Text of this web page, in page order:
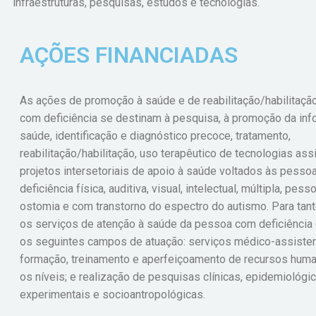
AÇÕES FINANCIADAS
As ações de promoção à saúde e de reabilitação/
com deficiência se destinam à pesquisa, à promoção da
saúde, identificação e diagnóstico precoce, tratamento,
reabilitação/habilitação, uso terapêutico de tecnologias
projetos intersetoriais de apoio à saúde voltados às
deficiência física, auditiva, visual, intelectual, múltipla,
ostomia e com transtorno do espectro do autismo. Para
os serviços de atenção à saúde da pessoa com deficiência
os seguintes campos de atuação: serviços médico-
formação, treinamento e aperfeiçoamento de recursos
os níveis; e realização de pesquisas clínicas,
experimentais e socioantropológicas.